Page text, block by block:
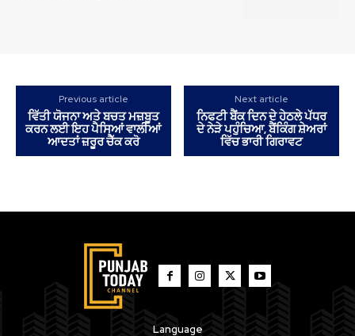
Previous article
ਵਿੱਤੀ ਯੋਜਨਾ ਅਤੇ ਬਚਤ ਮਜ਼ਬੂਤ
ਕਰਨ ਲਈ ਇਹ ਪੈਸਿਆਂ ਵਾਲੀਆਂ
ਆਦਤਾਂ ਜ਼ਰੂਰ ਚੈੱਕ ਕਰੋ
Next article
ਨਿਫਟੀ ਬੈਂਕ ਦਿਨ ਦੇ ਹੇਠਲੇ ਪੱਧਰ
ਦੇ ਨੇੜੇ ਪਹੁੰਚਿਆ, ਬੈਂਕਿੰਗ ਸ਼ੇਅਰਾਂ
ਵਿੱਚ ਭਾਰੀ ਗਿਰਾਵਟ
Language